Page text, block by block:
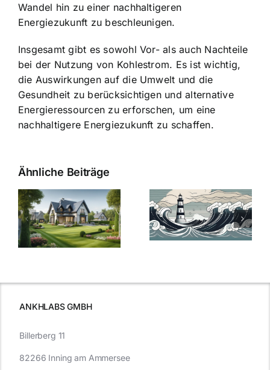
Wandel hin zu einer nachhaltigeren
Energiezukunft zu beschleunigen.
Insgesamt gibt es sowohl Vor- als auch Nachteile
bei der Nutzung von Kohlestrom. Es ist wichtig,
die Auswirkungen auf die Umwelt und die
Gesundheit zu berücksichtigen und alternative
Energieressourcen zu erforschen, um eine
nachhaltigere Energiezukunft zu schaffen.
Ähnliche Beiträge
Bauzinsen im
Sturm: Die
aktuelle
Entwicklung
Die Evolution
der
Bauzinsen: Ein
Blick in die
ANKHLABS GMBH
Billerberg 11
82266 Inning am Ammersee